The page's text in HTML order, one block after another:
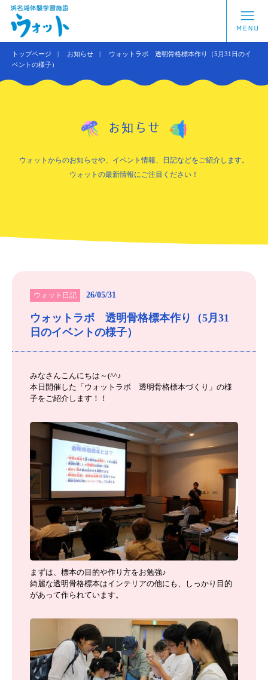
トップページ お知らせ
ウォットラボ 透明骨格標本作り（5月31日のイ
ベントの様子）
お知らせ
ウォットからのお知らせや、イベント情報、日記などをご紹介します。
ウォットの最新情報にご注目ください！
ウォット日記 26/05/31
ウォットラボ 透明骨格標本作り（5月31
日のイベントの様子）
みなさんこんにちは～(^^♪
本日開催した「ウォットラボ 透明骨格標本づくり」の様
子をご紹介します！！
まずは、標本の目的や作り方をお勉強♪
綺麗な透明骨格標本はインテリアの他にも、しっかり目的
があって作られています。